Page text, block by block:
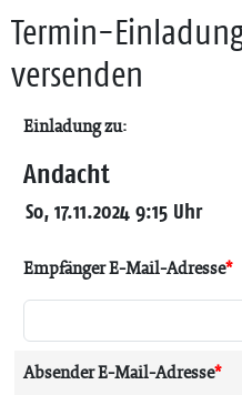
Termin-
versenden
Einladung zu:
Andacht
So, 17.11.2024 9:15 Uhr
Empfänger E-Mail-Adresse*
Absender E-Mail-Adresse*